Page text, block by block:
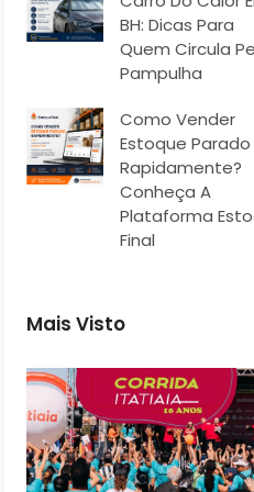
BH: Dicas Para
Quem Circula
Pampulha
Como Vender
Estoque Parado
Rapidamente?
Conheça A
Plataforma
Final
Mais Visto